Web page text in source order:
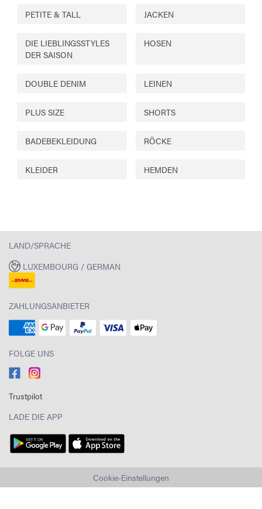
PETITE & TALL JACKEN
DIE LIEBLINGSSTYLES
DER SAISON
HOSEN
DOUBLE DENIM LEINEN
PLUS SIZE SHORTS
BADEBEKLEIDUNG RÖCKE
KLEIDER HEMDEN
LAND/SPRACHE
LUXEMBOURG / GERMAN
ZAHLUNGSANBIETER
FOLGE UNS
Trustpilot
LADE DIE APP
Cookie-Einstellungen